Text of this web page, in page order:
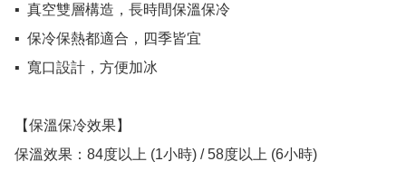
▪️  真空雙層構造，長時間保溫保冷
▪️  保冷保熱都適合，四季皆宜
▪️  寬口設計，方便加冰
【保溫保冷效果】
保溫效果：84度以上 (1小時) / 58度以上 (6小時)